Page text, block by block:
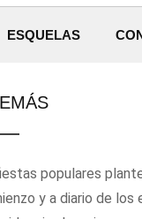
ESQUELAS
populares
y a diario de los